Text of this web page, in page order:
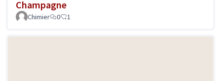
Champagne
Chimier 0 1